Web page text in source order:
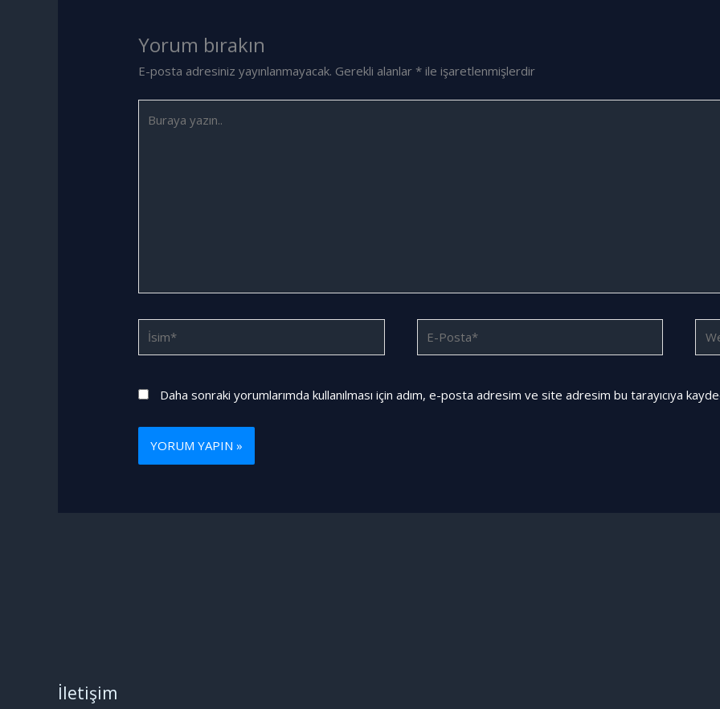
Yorum bırakın
E-posta adresiniz yayınlanmayacak. Gerekli alanlar * ile işaretlenmişlerdir
İsim*
Posta*
Daha sonraki yorumlarımda kullanılması için adım, e-posta adresim ve site adresim bu tarayıcıya
İletişim